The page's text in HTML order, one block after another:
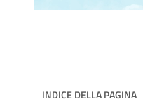
INDICE DELLA PAGINA